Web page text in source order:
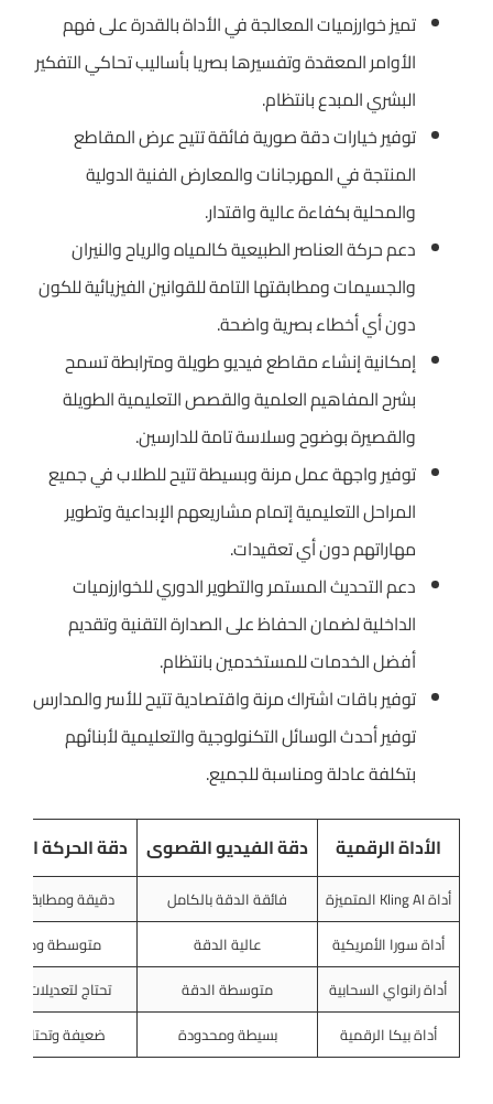
تميز خوارزميات المعالجة في الأداة بالقدرة على فهم
الأوامر المعقدة وتفسيرها بصريا بأساليب تحاكي التفكير
البشري المبدع بانتظام.
توفير خيارات دقة صورية فائقة تتيح عرض المقاطع
المنتجة في المهرجانات والمعارض الفنية الدولية
والمحلية بكفاءة عالية واقتدار.
دعم حركة العناصر الطبيعية كالمياه والرياح والنيران
والجسيمات ومطابقتها التامة للقوانين الفيزيائية للكون
دون أي أخطاء بصرية واضحة.
إمكانية إنشاء مقاطع فيديو طويلة ومترابطة تسمح
بشرح المفاهيم العلمية والقصص التعليمية الطويلة
والقصيرة بوضوح وسلاسة تامة للدارسين.
توفير واجهة عمل مرنة وبسيطة تتيح للطلاب في جميع
المراحل التعليمية إتمام مشاريعهم الإبداعية وتطوير
مهاراتهم دون أي تعقيدات.
دعم التحديث المستمر والتطوير الدوري للخوارزميات
الداخلية لضمان الحفاظ على الصدارة التقنية وتقديم
أفضل الخدمات للمستخدمين بانتظام.
توفير باقات اشتراك مرنة واقتصادية تتيح للأسر والمدارس
توفير أحدث الوسائل التكنولوجية والتعليمية لأبنائهم
بتكلفة عادلة ومناسبة للجميع.
الأداة الرقمية دقة الفيديو القصوى دقة الحركة
أداة Kling AI المتميزة فائقة الدقة بالكامل
دقيقة ومطابقة
أداة سورا الأمريكية
عالية الدقة
متوسطة
أداة رانواي السحابية
متوسطة الدقة
تحتاج لتعديلات
أداة بيكا الرقمية
بسيطة ومحدودة ضعيفة وتحتاج